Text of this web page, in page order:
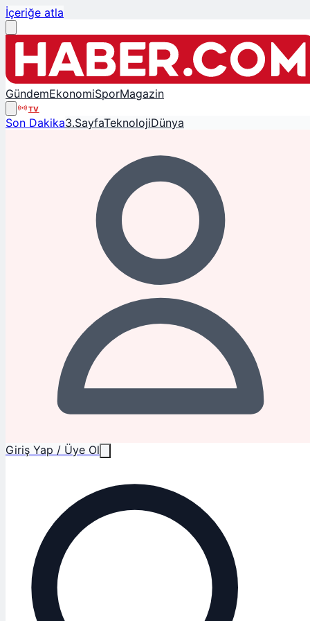
İçeriğe atla
GündemEkonomiSporMagazin
TV
Son Dakika3.SayfaTeknolojiDünya
Giriş Yap / Üye Ol